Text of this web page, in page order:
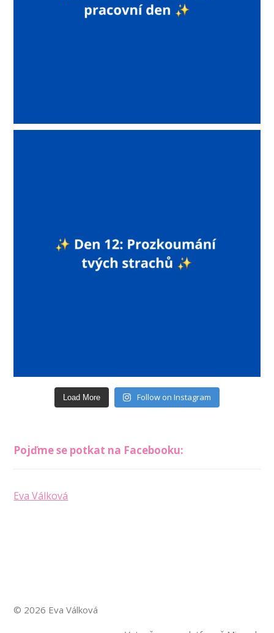
Load More Follow on Instagram
Pojďme se potkat na Facebooku:
Eva Válková
© 2026 Eva Válková